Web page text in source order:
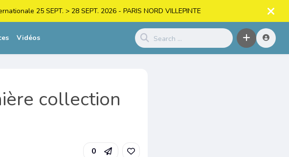
25 SEPT. > 28 SEPT. 2026 - PARIS NORD VILLEPINTE
Vidéos
collection
0